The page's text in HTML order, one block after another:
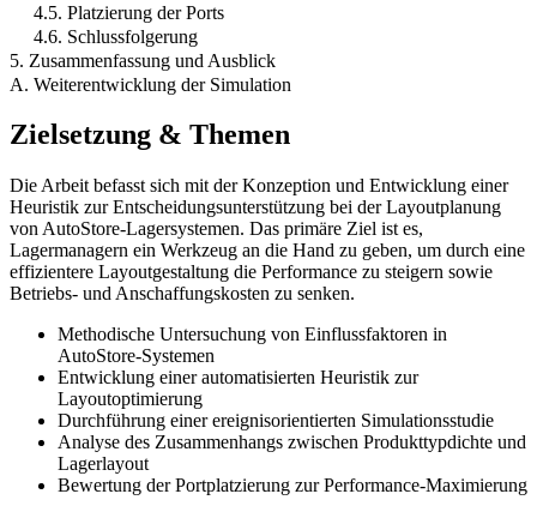
4.5. Platzierung der Ports
4.6. Schlussfolgerung
5. Zusammenfassung und Ausblick
A. Weiterentwicklung der Simulation
Zielsetzung & Themen
Die Arbeit befasst sich mit der Konzeption und Entwicklung einer
Heuristik zur Entscheidungsunterstützung bei der Layoutplanung
von AutoStore-Lagersystemen. Das primäre Ziel ist es,
Lagermanagern ein Werkzeug an die Hand zu geben, um durch eine
effizientere Layoutgestaltung die Performance zu steigern sowie
Betriebs- und Anschaffungskosten zu senken.
Methodische Untersuchung von Einflussfaktoren in
AutoStore-Systemen
Entwicklung einer automatisierten Heuristik zur
Layoutoptimierung
Durchführung einer ereignisorientierten Simulationsstudie
Analyse des Zusammenhangs zwischen Produkttypdichte und
Lagerlayout
Bewertung der Portplatzierung zur Performance-Maximierung